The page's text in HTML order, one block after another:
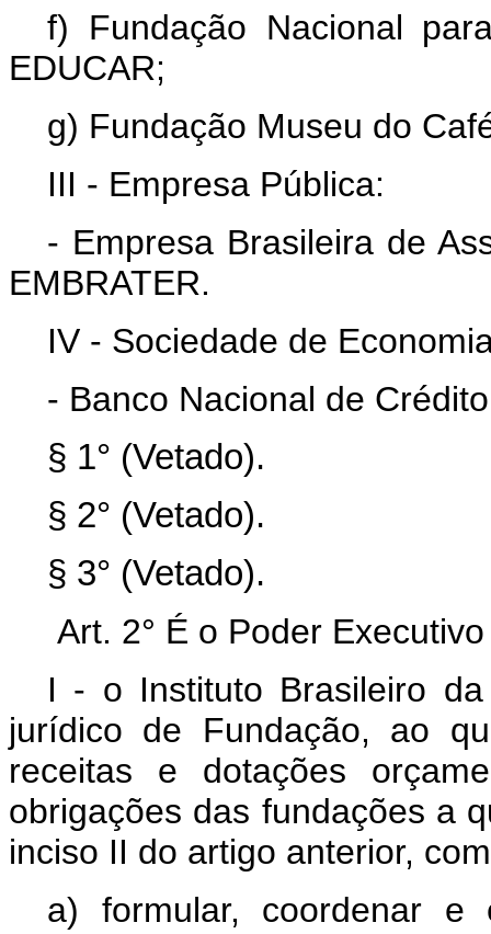
f) Fundação Nacional
EDUCAR;
g) Fundação Museu do
III - Empresa Pública:
- Empresa Brasileira de
EMBRATER.
IV - Sociedade de
- Banco Nacional de
§ 1° (Vetado).
§ 2° (Vetado).
§ 3° (Vetado).
Art. 2° É o Poder
I - o Instituto Brasileiro
jurídico de Fundação, ao
receitas e dotações
obrigações das fundações a
inciso II do artigo anterior,
a) formular, coordenar e